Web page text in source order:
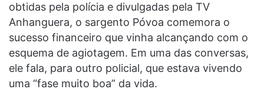
obtidas pela polícia e divulgadas pela TV
Anhanguera, o sargento Póvoa comemora o
sucesso financeiro que vinha alcançando com o
esquema de agiotagem. Em uma das conversas,
ele fala, para outro policial, que estava vivendo
uma “fase muito boa” da vida.